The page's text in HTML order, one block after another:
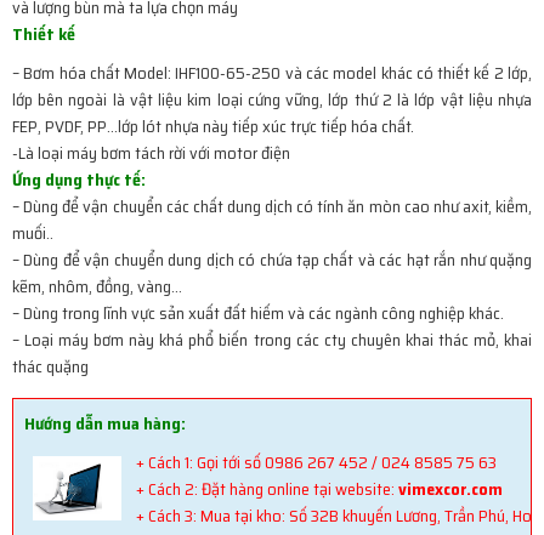
và lượng bùn mà ta lựa chọn máy
Thiết kế
– Bơm hóa chất Model: IHF100-65-250 và các model khác có thiết kế 2 lớp,
lớp bên ngoài là vật liệu kim loại cứng vững, lớp thứ 2 là lớp vật liệu nhựa
FEP, PVDF, PP…lớp lót nhựa này tiếp xúc trực tiếp hóa chất.
-Là loại máy bơm tách rời với motor điện
Ứng dụng thực tế:
– Dùng để vận chuyển các chất dung dịch có tính ăn mòn cao như axit, kiềm,
muối..
– Dùng để vận chuyển dung dịch có chứa tạp chất và các hạt rắn như quặng
kẽm, nhôm, đồng, vàng…
– Dùng trong lĩnh vực sản xuất đất hiếm và các ngành công nghiệp khác.
– Loại máy bơm này khá phổ biến trong các cty chuyên khai thác mỏ, khai
thác quặng
Hướng dẫn mua hàng:
+ Cách 1: Gọi tới số 0986 267 452 / 024 8585 75 63
+ Cách 2: Đặt hàng online tại website:vimexcor.com
+ Cách 3: Mua tại kho: Số 32B khuyến Lương, Trần Phú,